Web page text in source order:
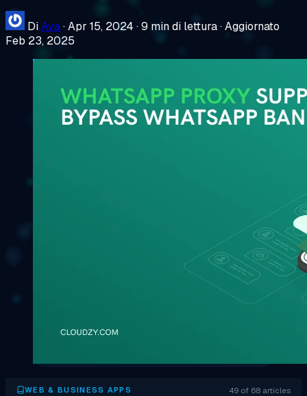
DiAva·Apr 15, 2024 ·9 min di lettura·Aggiornato
Feb 23, 2025
WEB & BUSINESS APPS 49 of 68 articles